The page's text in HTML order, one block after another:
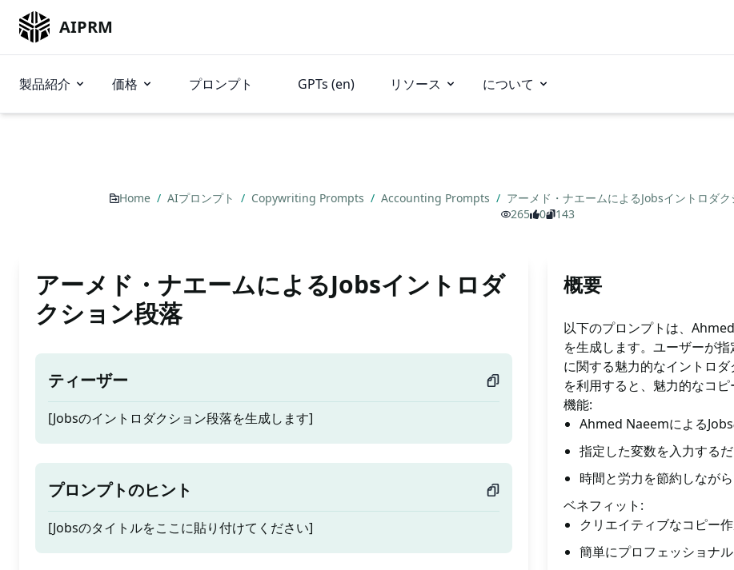
AIPRM
製品紹介 価格 プロンプト GPTs (en) リソース について
Home / AIプロンプト / Copywriting Prompts / Accounting Prompts / アーメド・ナエームによるJobsイントロダ
265
0 143
アーメド・ナエームによるJobsイントロダ
クション段落
ティーザー
[Jobsのイントロダクション段落を生成します]
プロンプトのヒント
[Jobsのタイトルをここに貼り付けてください]
概要
以下のプロンプトは、
を生成します。ユーザーが
に関する魅力的なイントロ
を利用すると、魅力的なコ
機能:
Ahmed Naeemによる
指定した変数を入力する
時間と労力を節約しなが
ベネフィット:
クリエイティブなコピー
簡単にプロフェッショナ